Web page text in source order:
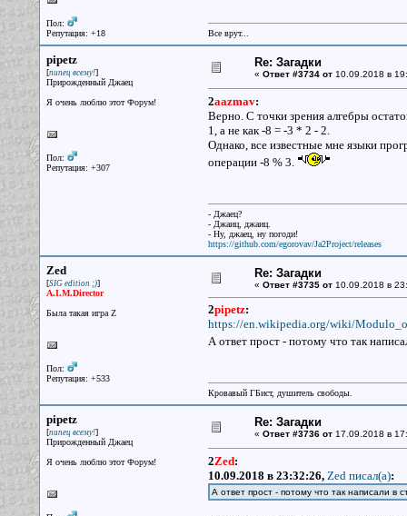
Пол:
Репутация: +18
Все врут...
pipetz
[пипец всему!]
Прирожденный Джаец
Я очень люблю этот Форум!
Пол:
Репутация: +307
Re: Загадки
« Ответ #3734 от10.09.2018 в
2aazmav:
Верно. С точки зрения алгебры
1, а не как -8 = -3 * 2 - 2.
Однако, все известные мне языки
операции -8 % 3.
- Джаец?
- Джаиц, джаиц.
- Ну, джаец, ну погоди!
https://github.com/egorovav/Ja2Project/releases
Zed
[SIG edition ;)]
A.I.M.Director
Была такая игра Z
Пол:
Репутация: +533
Re: Загадки
« Ответ #3735 от10.09.2018 в
2pipetz:
https://en.wikipedia.org/wiki/
А ответ прост - потому что так
Кровавый ГБист, душитель свободы.
pipetz
[пипец всему!]
Прирожденный Джаец
Я очень люблю этот Форум!
Re: Загадки
« Ответ #3736 от17.09.2018 в
2Zed:
10.09.2018 в 23:32:26, Zed писал(a):
А ответ прост - потому что так написали в